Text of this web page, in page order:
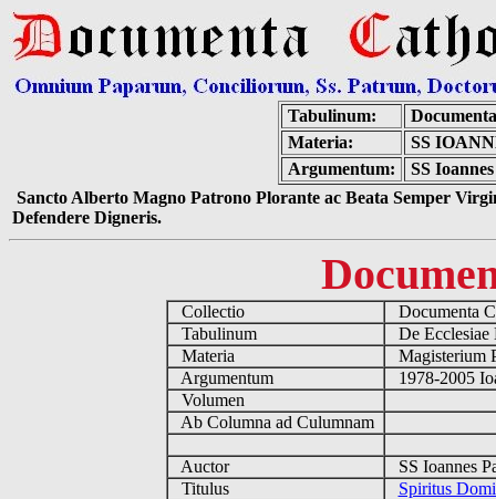
Tabulinum:
Materia:
SS
Argumentum:
SS
Sancto Alberto Magno Patrono Plorante ac Beata Semper
Defendere Digneris.
Collectio
Documenta
Tabulinum
De
Materia
Magisterium
Argumentum
1978-2005
Volumen
Ab Columna ad Culumnam
Auctor
SS Ioannes
Titulus
Spiritus